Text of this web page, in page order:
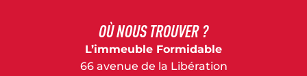
OÙ NOUS TROUVER ?
L’immeuble Formidable
66 avenue de la Libération